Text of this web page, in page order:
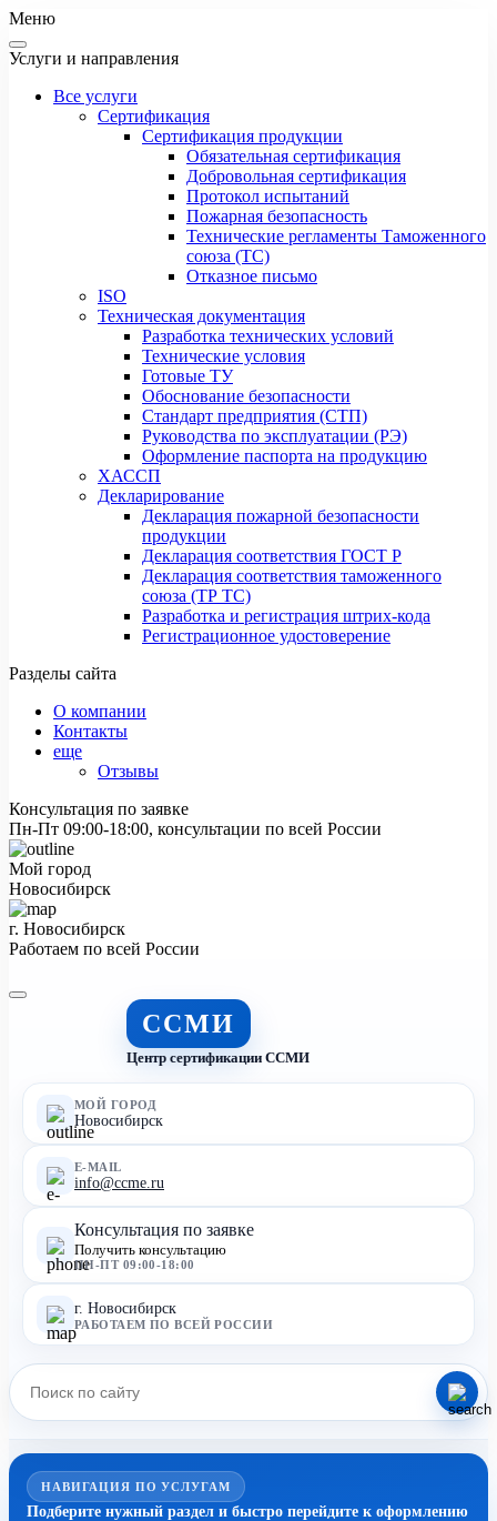
Меню
Услуги и направления
Все услуги
Сертификация
Сертификация продукции
Обязательная сертификация
Добровольная сертификация
Протокол испытаний
Пожарная безопасность
Технические регламенты Таможенного
союза (ТС)
Отказное письмо
ISO
Техническая документация
Разработка технических условий
Технические условия
Готовые ТУ
Обоснование безопасности
Стандарт предприятия (СТП)
Руководства по эксплуатации (РЭ)
Оформление паспорта на продукцию
ХАССП
Декларирование
Декларация пожарной безопасности
продукции
Декларация соответствия ГОСТ Р
Декларация соответствия таможенного
союза (ТР ТС)
Разработка и регистрация штрих-кода
Регистрационное удостоверение
Разделы сайта
О компании
Контакты
еще
Отзывы
Консультация по заявке
Пн-Пт 09:00-18:00, консультации по всей России
Мой город
Новосибирск
г. Новосибирск
Работаем по всей России
ССМИ
Центр сертификации ССМИ
МОЙ ГОРОД
Новосибирск
E-MAIL
info@ccme.ru
Консультация по заявке
Получить консультацию
ПН-ПТ 09:00-18:00
г. Новосибирск
РАБОТАЕМ ПО ВСЕЙ РОССИИ
НАВИГАЦИЯ ПО УСЛУГАМ
Подберите нужный раздел и быстро перейдите к оформлению